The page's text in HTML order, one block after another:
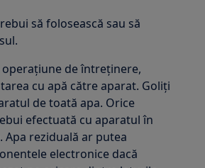
să folosească sau să
de întreținere,
cu apă către aparat. Goliți
de toată apa. Orice
efectuată cu aparatul în
Apa reziduală ar putea
electronice dacă